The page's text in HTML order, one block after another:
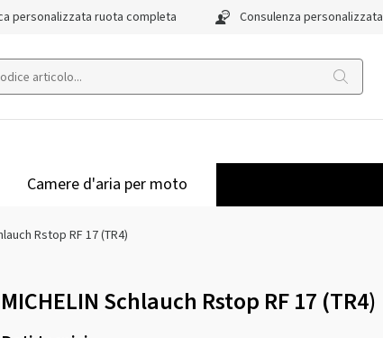
personalizzata ruota completa Consulenza personalizzata
Camere d'aria per moto
Rstop RF 17 (TR4)
MICHELIN Schlauch Rstop RF 17 (TR4)